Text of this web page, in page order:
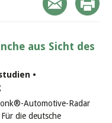
aus Sicht des
•
Automotive-Radar
die deutsche